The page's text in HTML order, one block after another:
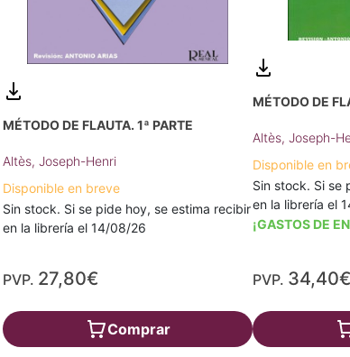
MÉTODO DE FLAUTA. 1ª PARTE
Altès, Joseph-Henri
Disponible en breve
Sin stock. Si se pide hoy, se estima recibir
en la librería el 14/08/26
PVP. 27,80€
Comprar
MÉTODO DE
Altès, Joseph-
Disponible en
Sin stock. Si se
en la librería el
¡GASTOS DE
PVP. 34,40€